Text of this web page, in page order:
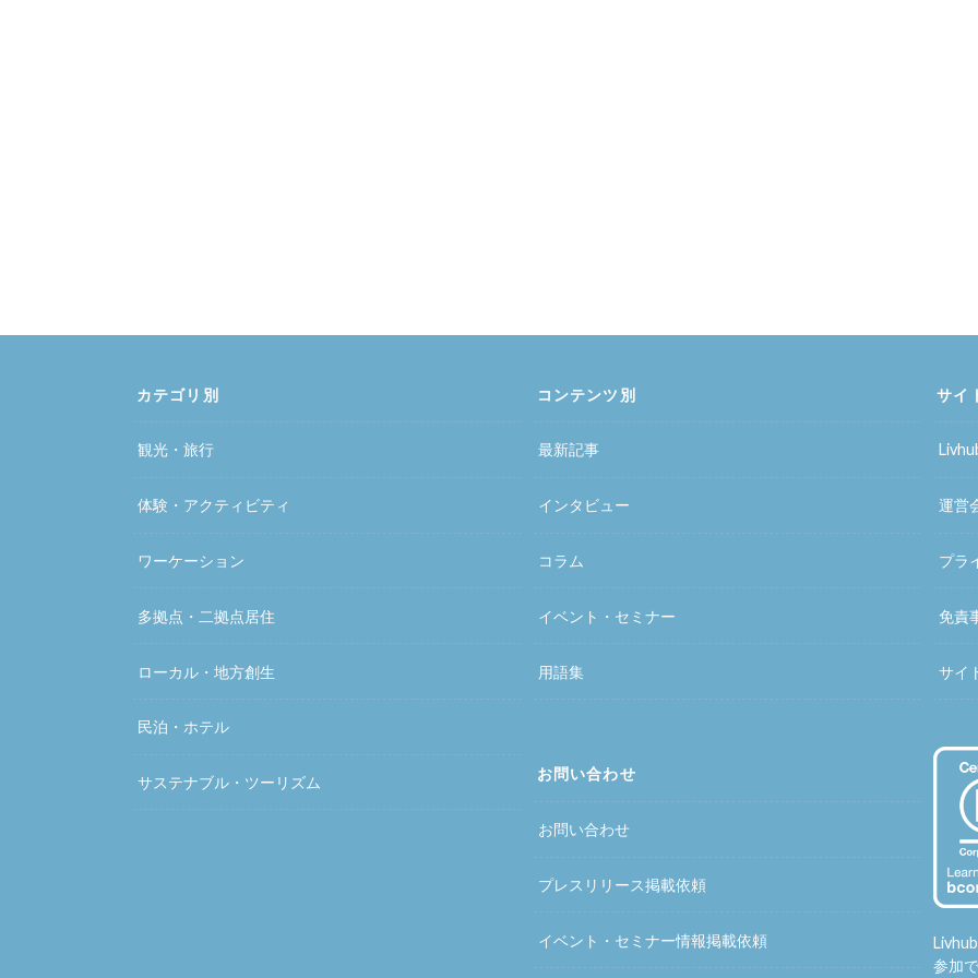
カテゴリ別
観光・旅行
体験・アクティビティ
ワーケーション
多拠点・二拠点居住
ローカル・地方創生
民泊・ホテル
サステナブル・ツーリズム
コンテンツ別
最新記事
インタビュー
コラム
イベント・セミナー
用語集
お問い合わせ
お問い合わせ
プレスリリース掲載依頼
イベント・セミナー情報掲載依頼
サイ
運営
プラ
免責
サイ
参加